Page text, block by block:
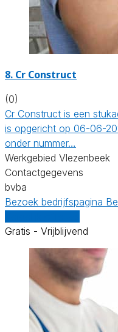
8. Cr Construct
(0)
Cr Construct is een
is opgericht op 06-06-
onder nummer…
Werkgebied Vlezenbeek
Contactgegevens
bvba
Bezoek bedrijfspagina
Gratis - Vrijblijvend